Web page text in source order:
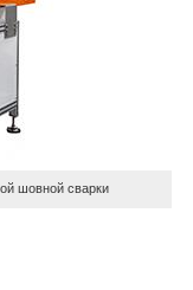
шовной сварки